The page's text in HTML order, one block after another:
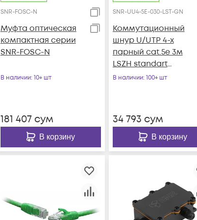
SNR-FOSC-N
Муфта оптическая
компактная серии
SNR-FOSC-N
В наличии: 10+ шт
181 407сум
В корзину
SNR-UU4-5E-030-LST-GN
Коммутационный
шнур U/UTP 4-х
парный cat.5e 3м
LSZH standart
зеленый
В наличии: 100+ шт
34 793 сум
В корзину